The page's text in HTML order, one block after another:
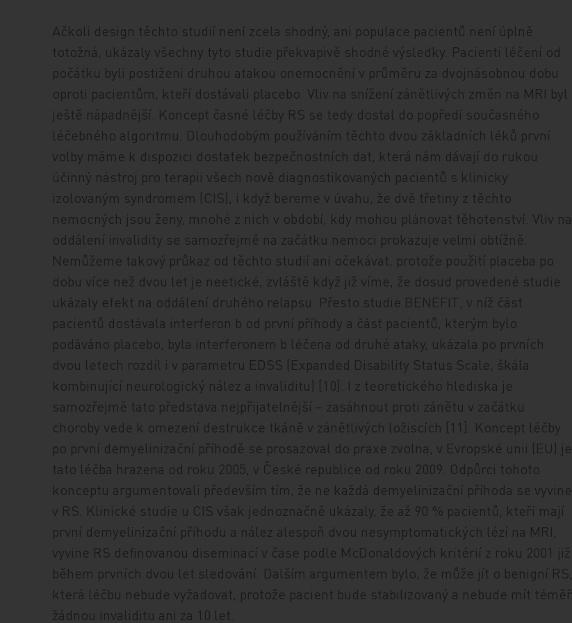
Ačkoli design těchto studií není zcela shodný, ani populace pacientů není úplně
totožná, ukázaly všechny tyto studie překvapivě shodné výsledky. Pacienti léčení od
počátku byli postiženi druhou atakou onemocnění v průměru za dvojnásobnou dobu
oproti pacientům, kteří dostávali placebo. Vliv na snížení zánětlivých změn na MRI byl
ještě nápadnější. Koncept časné léčby RS se tedy dostal do popředí současného
léčebného algoritmu. Dlouhodobým používáním těchto dvou základních léků první
volby máme k dispozici dostatek bezpečnostních dat, která nám dávají do rukou
účinný nástroj pro terapii všech nově diagnostikovaných pacientů s klinicky
izolovaným syndromem (CIS), i když bereme v úvahu, že dvě třetiny z těchto
nemocných jsou ženy, mnohé z nich v období, kdy mohou plánovat těhotenství. Vliv na
oddálení invalidity se samozřejmě na začátku nemoci prokazuje velmi obtížně.
Nemůžeme takový průkaz od těchto studií ani očekávat, protože použití placeba po
dobu více než dvou let je neetické, zvláště když již víme, že dosud provedené studie
ukázaly efekt na oddálení druhého relapsu. Přesto studie BENEFIT, v níž část
pacientů dostávala interferon b od první příhody a část pacientů, kterým bylo
podáváno placebo, byla interferonem b léčena od druhé ataky, ukázala po prvních
dvou letech rozdíl i v parametru EDSS (Expanded Disability Status Scale, škála
kombinující neurologický nález a invaliditu) [10]. I z teoretického hlediska je
samozřejmě tato představa nejpřijatelnější – zasáhnout proti zánětu v začátku
choroby vede k omezení destrukce tkáně v zánětlivých ložiscích [11]. Koncept léčby
po první demyelinizační příhodě se prosazoval do praxe zvolna, v Evropské unii (EU) je
tato léčba hrazena od roku 2005, v České republice od roku 2009. Odpůrci tohoto
konceptu argumentovali především tím, že ne každá demyelinizační příhoda se vyvine
v RS. Klinické studie u CIS však jednoznačně ukázaly, že až 90 % pacientů, kteří mají
první demyelinizační příhodu a nález alespoň dvou nesymptomatických lézí na MRI,
vyvine RS definovanou diseminací v čase podle McDonaldových kritérií z roku 2001 již
během prvních dvou let sledování. Dalším argumentem bylo, že může jít o benigní RS,
která léčbu nebude vyžadovat, protože pacient bude stabilizovaný a nebude mít téměř
žádnou invaliditu ani za 10 let.